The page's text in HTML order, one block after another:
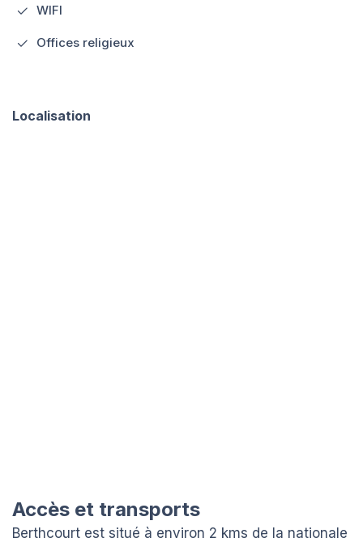
WIFI
Offices religieux
Localisation
Accès et transports
Berthcourt est situé à environ 2 kms de la nationale